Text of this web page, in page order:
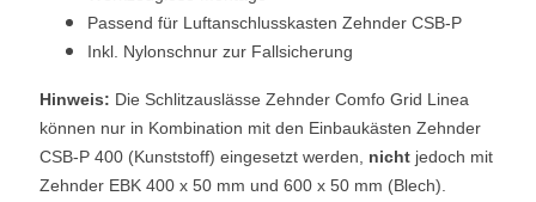
Passend für Luftanschlusskasten Zehnder CSB-P
Inkl. Nylonschnur zur Fallsicherung
Hinweis: Die Schlitzauslässe Zehnder Comfo Grid Linea
können nur in Kombination mit den Einbaukästen Zehnder
CSB-P 400 (Kunststoff) eingesetzt werden, nicht jedoch mit
Zehnder EBK 400 x 50 mm und 600 x 50 mm (Blech).